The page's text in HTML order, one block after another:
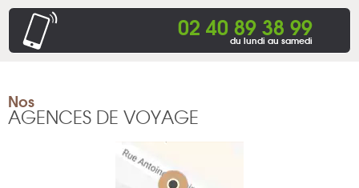
02 40 89 38 99
du lundi au samedi
Nos
AGENCES DE VOYAGE